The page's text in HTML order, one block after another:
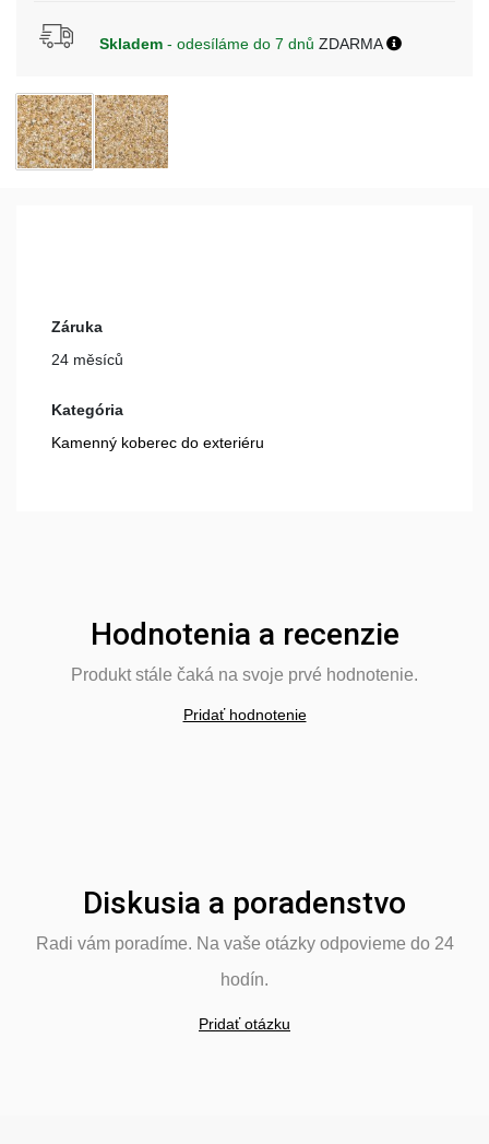
Skladem - odesíláme do 7 dnůZDARMA
Záruka
24 měsíců
Kategória
Kamenný koberec do exteriéru
Hodnotenia a recenzie
Produkt stále čaká na svoje prvé hodnotenie.
Pridať hodnotenie
Diskusia a poradenstvo
Radi vám poradíme. Na vaše otázky odpovieme do 24
hodín.
Pridať otázku